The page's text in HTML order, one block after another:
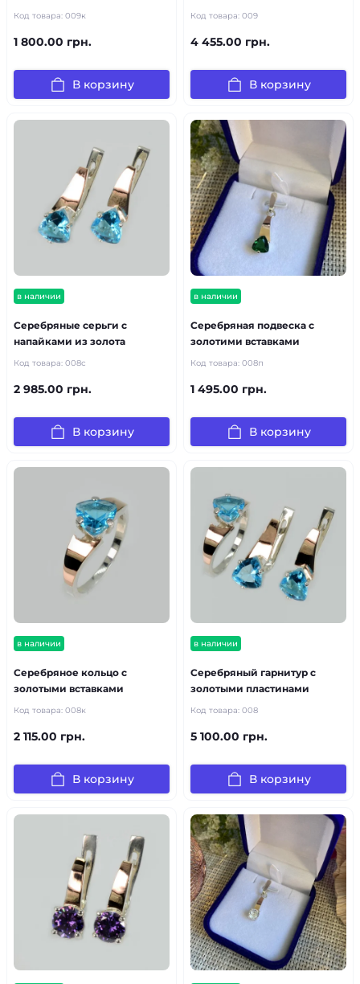
Код товара: 009к
1 800.00 грн.
В корзину
Код товара: 009
4 455.00 грн.
В корзину
в наличии
Серебряные серьги с
напайками из золота
Код товара: 008с
2 985.00 грн.
В корзину
в наличии
Серебряная подвеска с
золотими вставками
Код товара: 008п
1 495.00 грн.
В корзину
в наличии
Серебряное кольцо с
золотыми вставками
Код товара: 008к
2 115.00 грн.
В корзину
в наличии
Серебряный гарнитур с
золотыми пластинами
Код товара: 008
5 100.00 грн.
В корзину